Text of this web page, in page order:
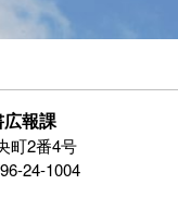
報課
町2番4号
24-1004